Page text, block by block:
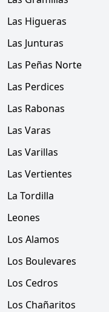
Las Higueras
Las Junturas
Las Peñas Norte
Las Perdices
Las Rabonas
Las Varas
Las Varillas
Las Vertientes
La Tordilla
Leones
Los Alamos
Los Boulevares
Los Cedros
Los Chañaritos